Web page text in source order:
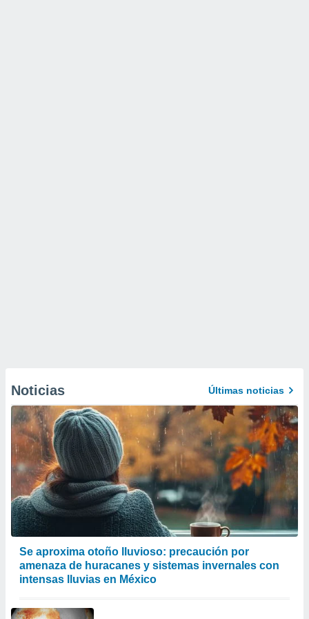
Noticias Últimas noticias
Se aproxima otoño lluvioso: precaución por
amenaza de huracanes y sistemas invernales con
intensas lluvias en México